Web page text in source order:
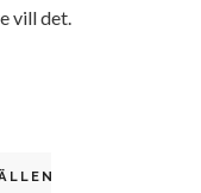
vill det.